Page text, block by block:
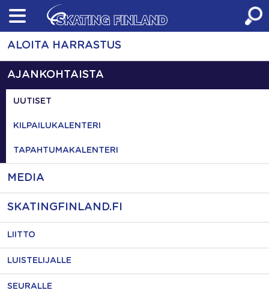
Skip
content
ALOITA HARRASTUS
AJANKOHTAISTA
UUTISET
KILPAILUKALENTERI
TAPAHTUMAKALENTERI
MEDIA
SKATINGFINLAND.FI
LIITTO
LUISTELIJALLE
SEURALLE